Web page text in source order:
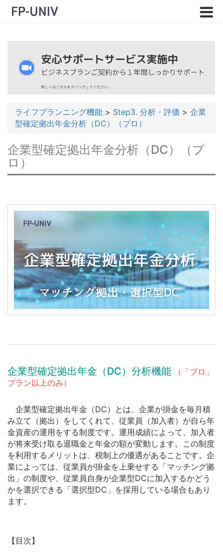
ライフプランニング機能 > Step3. 分析・評価 > 企業
型確定拠出年金分析（DC）（プロ）
企業型確定拠出年金分析（DC）（プ
ロ）
企業型確定拠出年金（DC）分析機能
（「プロ」
プラン以上のみ）
企業型確定拠出年金（DC）とは、企業が掛金を毎月積
み立て（拠出）をしてくれて、従業員（加入者）が自ら年
金資産の運用をする制度です。運用成績によって、加入者
が将来受け取る退職金と年金の額が変動します。この制度
を利用するメリットは、税制上の優遇があることです。企
業によっては、従業員が掛金を上乗せする「マッチング拠
出」の制度や、従業員自身が企業型DCに加入するかどう
かを選択できる「選択型DC」を採用している場合もあり
ます。
【目次】